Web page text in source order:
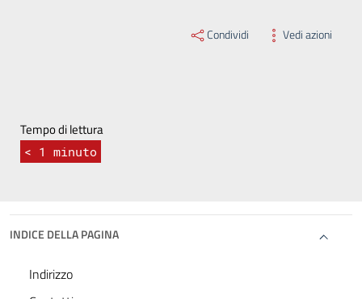
Condividi Vedi azioni
Tempo di lettura
< 1 minuto
INDICE DELLA PAGINA
Indirizzo